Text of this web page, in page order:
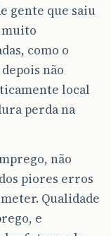
gente que saiu
muito
como o
não
local
perda na
não
piores erros
Qualidade
e